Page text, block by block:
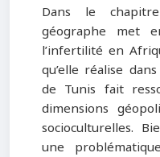
Dans le
géographe met
l’infertilité en
qu’elle réalise
de Tunis fait
dimensions
socioculturelles.
une